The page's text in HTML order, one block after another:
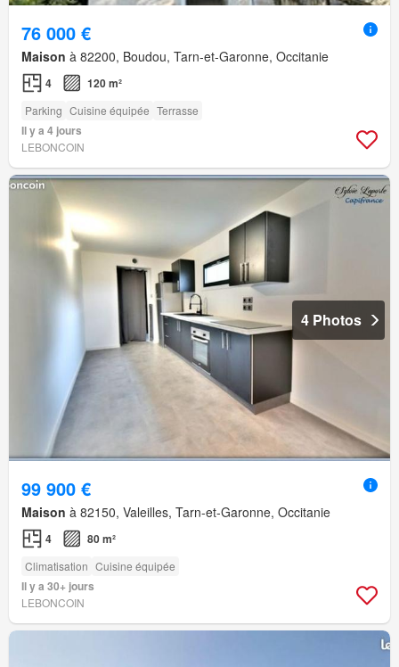
76 000 €
Maison à 82200, Boudou, Tarn-et-Garonne, Occitanie
4 120 m²
Parking Cuisine équipée Terrasse
Il y a 4 jours
LEBONCOIN
4 Photos
99 900 €
Maison à 82150, Valeilles, Tarn-et-Garonne, Occitanie
4 80 m²
Climatisation Cuisine équipée
Il y a 30+ jours
LEBONCOIN